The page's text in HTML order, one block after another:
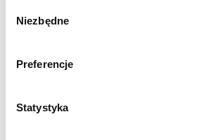
zgody
Niezbędne
Preferencje
Statystyka
Zdrowie i uroda
Wróć